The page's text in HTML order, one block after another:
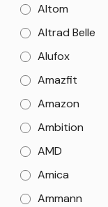
Altom
Altrad Belle
Alufox
Amazfit
Amazon
Ambition
AMD
Amica
Ammann